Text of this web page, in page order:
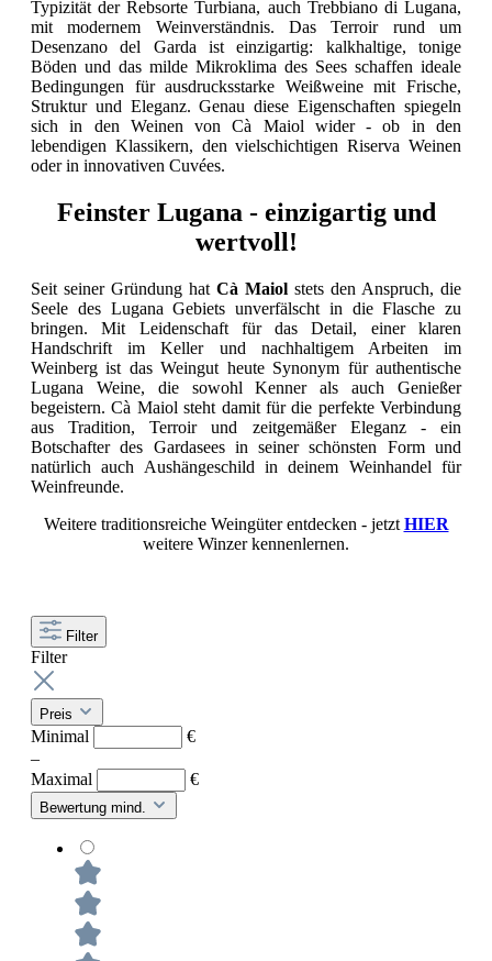
Typizität der Rebsorte Turbiana, auch Trebbiano di Lugana,
mit modernem Weinverständnis. Das Terroir rund um
Desenzano del Garda ist einzigartig: kalkhaltige, tonige
Böden und das milde Mikroklima des Sees schaffen ideale
Bedingungen für ausdrucksstarke Weißweine mit Frische,
Struktur und Eleganz. Genau diese Eigenschaften spiegeln
sich in den Weinen von Cà Maiol wider - ob in den
lebendigen Klassikern, den vielschichtigen Riserva Weinen
oder in innovativen Cuvées.
Feinster Lugana - einzigartig und
wertvoll!
Seit seiner Gründung hat Cà Maiol stets den Anspruch, die
Seele des Lugana Gebiets unverfälscht in die Flasche zu
bringen. Mit Leidenschaft für das Detail, einer klaren
Handschrift im Keller und nachhaltigem Arbeiten im
Weinberg ist das Weingut heute Synonym für authentische
Lugana Weine, die sowohl Kenner als auch Genießer
begeistern. Cà Maiol steht damit für die perfekte Verbindung
aus Tradition, Terroir und zeitgemäßer Eleganz - ein
Botschafter des Gardasees in seiner schönsten Form und
natürlich auch Aushängeschild in deinem Weinhandel für
Weinfreunde.
Weitere traditionsreiche Weingüter entdecken - jetzt HIER
weitere Winzer kennenlernen.
Filter
Filter
Preis
Minimal
€
–
Maximal
€
Bewertung mind.